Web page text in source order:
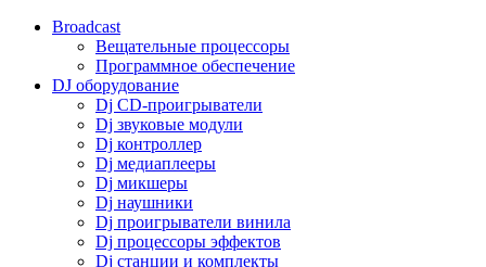
Broadcast
Вещательные процессоры
Программное обеспечение
DJ оборудование
Dj CD-проигрыватели
Dj звуковые модули
Dj контроллер
Dj медиаплееры
Dj микшеры
Dj наушники
Dj проигрыватели винила
Dj процессоры эффектов
Dj станции и комплекты